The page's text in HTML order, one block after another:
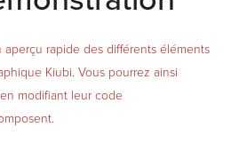
rapide des différents éléments
Kiubi. Vous pourrez ainsi
modifiant leur code